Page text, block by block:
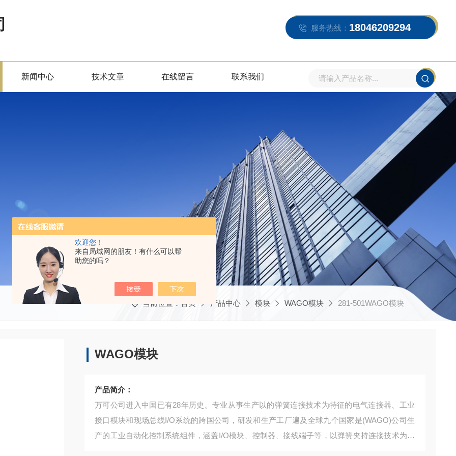
欢迎您！
来自局域网的朋友！有什么可以帮
助您的吗？
服务热线： 18046209294
新闻中心 技术文章 在线留言 联系我们
当前位置： 首页 产品中心 模块 WAGO模块 281-501WAGO模块
WAGO模块
产品简介：
万可公司进入中国已有28年历史。专业从事生产以的弹簧连接技术为特征的电气连接器、工业
接口模块和现场总线I/O系统的跨国公司，研发和生产工厂遍及全球九个国家‌是(WAGO)公司生
产的工业自动化控制系统组件，涵盖I/O模块、控制器、接线端子等，以弹簧夹持连接技术为核